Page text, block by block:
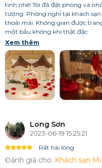
tình nhé! Tôi đã đặt phòng và
tượng. Phòng nghỉ tại khách
thoải mái. Không gian được
một bầu không khí thật đặc
Xem thêm
Long Sơn
2023-06-19 15:25:21
Rất hài lòng
Đánh giá cho: Khách sạn